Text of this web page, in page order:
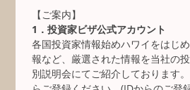
【ご案内】
1．投資家ビザ公式アカウント
各国投資家情報始めハワイをはじ
報など、厳選された情報を当社の
別説明会にてご紹介しております